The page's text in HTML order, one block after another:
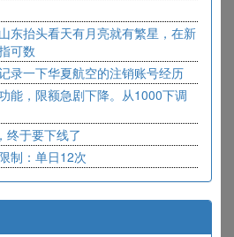
东抬头看天有月亮就有繁星，在新
可数
录一下华夏航空的注销账号经历
能，限额急剧下降。从1000下调
终于要下线了
制：单日12次